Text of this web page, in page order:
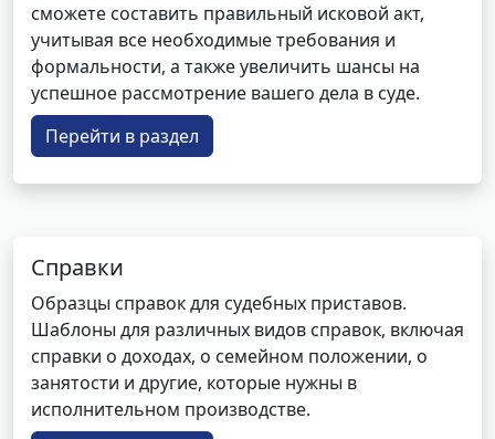
сможете составить правильный исковой акт,
учитывая все необходимые требования и
формальности, а также увеличить шансы на
успешное рассмотрение вашего дела в суде.
Перейти в раздел
Справки
Образцы справок для судебных приставов.
Шаблоны для различных видов справок, включая
справки о доходах, о семейном положении, о
занятости и другие, которые нужны в
исполнительном производстве.